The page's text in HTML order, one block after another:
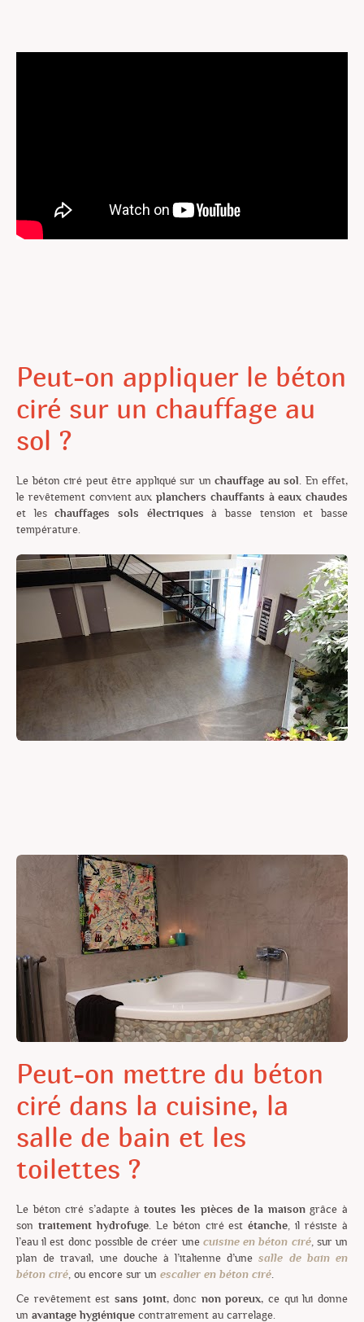
Peut-on appliquer le béton
ciré sur un chauffage au
sol ?
Le béton ciré peut être appliqué sur un chauffage au sol. En effet,
le revêtement convient aux planchers chauffants à eaux chaudes
et leschauffages sols électriques à basse tension et basse
température.
Peut-on mettre du béton
ciré dans la cuisine, la
salle de bain et les
toilettes ?
Le béton ciré s’adapte à toutes les pièces de la maisongrâce à
son traitement hydrofuge. Le béton ciré est étanche, il résiste à
l’eau il est donc possible de créer une cuisine en béton ciré, sur un
plan de travail, une douche à l’italienne d’une salle de bain en
béton ciré ou encore sur un escalier en béton ciré
Ce revêtement est sans joint, donc non poreux, ce qui lui donne
un avantage hygiénique contrairement au carrelage.